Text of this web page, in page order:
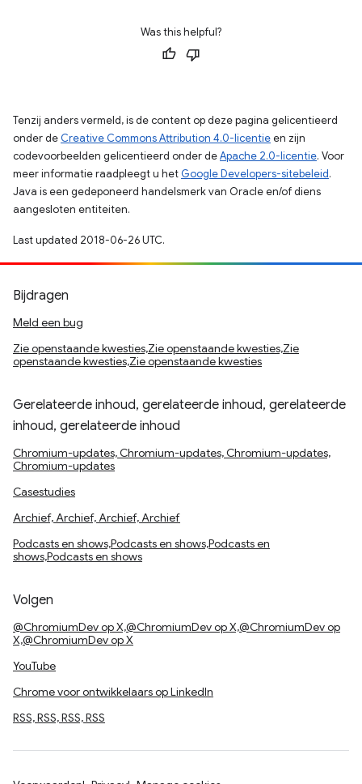
Was this helpful?
Tenzij anders vermeld, is de content op deze pagina gelicentieerd
onder de Creative Commons Attribution 4.0-licentieen zijn
codevoorbeelden gelicentieerd onder deApache 2.0-licentie. Voor
meer informatie raadpleegt u het Google Developers-sitebeleid.
Java is een gedeponeerd handelsmerk van Oracle en/of diens
aangesloten entiteiten.
Last updated 2018-06-26 UTC.
Bijdragen
Meld een bug
Zie openstaande kwesties,Zie openstaande kwesties,Zie
openstaande kwesties,Zie openstaande kwesties
Gerelateerde inhoud, gerelateerde inhoud, gerelateerde
inhoud, gerelateerde inhoud
Chromium-updates, Chromium-updates, Chromium-updates,
Chromium-updates
Casestudies
Archief, Archief, Archief, Archief
Podcasts en shows,Podcasts en shows,Podcasts en
shows,Podcasts en shows
Volgen
@ChromiumDev op X,@ChromiumDev op X,@ChromiumDev op
X,@ChromiumDev op X
YouTube
Chrome voor ontwikkelaars op LinkedIn
RSS, RSS, RSS, RSS